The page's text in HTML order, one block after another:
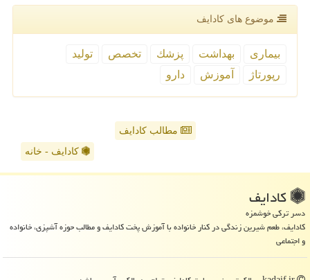
موضوع های كادایف
بیماری بهداشت پزشك تخصص
تولید
رپورتاژ
آموزش دارو
مطالب کادایف
کادایف - خانه
كادایف
دسر ترکی خوشمزه
کادایف، طعم شیرین زندگی در کنار خانواده با آموزش پخت کادایف و مطالب حوزه آشپزی، خانواده
و اجتماعی